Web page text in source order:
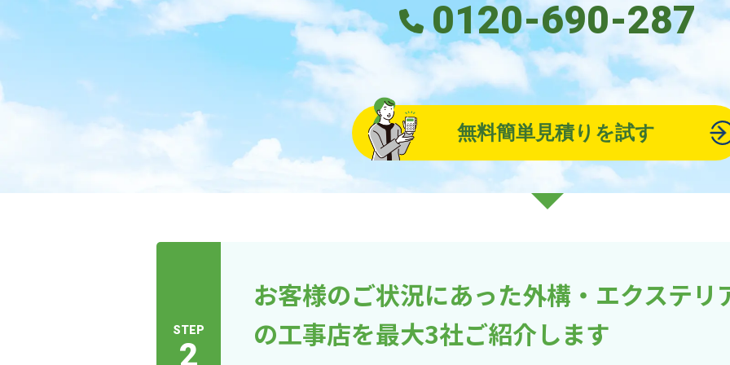
0120-690-287
無料簡単見積りを試す
STEP
2
お客様のご状況にあった外構・エクステリ
の工事店を最大3社ご紹介します